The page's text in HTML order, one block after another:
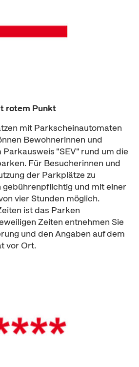
rotem Punkt
mit Parkscheinautomaten
Bewohnerinnen und
"SEV" rund um die
Für Besucherinnen und
der Parkplätze zu
und mit einer
vier Stunden möglich.
ist das Parken
Zeiten entnehmen Sie
und den Angaben auf dem
vor Ort.